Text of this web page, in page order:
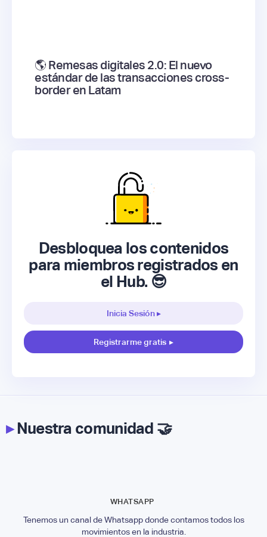
🌎 Remesas digitales 2.0: El nuevo
estándar de las transacciones cross-
border en Latam
Desbloquea los contenidos
para miembros registrados en
el Hub. 😎
Inicia Sesión ▸
Registrarme gratis ▸
▸Nuestra comunidad 🤝
WHATSAPP
Tenemos un canal de Whatsapp donde contamos todos los
movimientos en la industria.